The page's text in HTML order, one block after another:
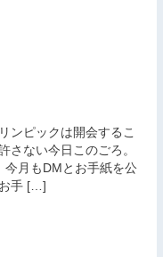
ンピックは開会するこ
さない今日このごろ。
月もDMとお手紙を公
手 […]